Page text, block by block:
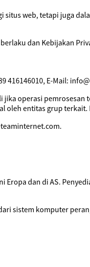
web, tetapi juga
dan Kebijakan
416146010, E-Mail:
operasi
entitas grup
dan di AS.
sistem komputer